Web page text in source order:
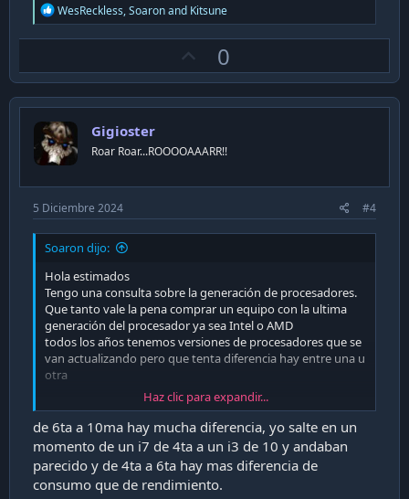
R
e
a
i
o
n
s
:
WesReckless,Soaronand Kitsune
p
v
t
e
0
Gigioster
Roar Roar...ROOOOAAARR!!
5 Diciembre 2024 #4
Soaron dijo:
Hola estimados
Tengo una consulta sobre la generación de procesadores.
Que tanto vale la pena comprar un equipo con la ultima
generación del procesador ya sea Intel o AMD
todos los años tenemos versiones de procesadores que se
van actualizando pero que tenta diferencia hay entre una u
otra
actualmente tengo un legión 5 de 11va gen Intel i7 y una
Surface de 8va. i5 pero para productividad y trabajos
ambos equipos funciona igual y me cumplen con los
trabajos realizados (Trabajos en cad 3d -visualización y
bases de datos ). es mas en el trabajo (constructora) la
mayoría de los equipos que se usan para producción son
Haz clic para expandir...
de 6ta a 10ma hay mucha diferencia, yo salte en un
momento de un i7 de 4ta a un i3 de 10 y andaban
parecido y de 4ta a 6ta hay mas diferencia de
consumo que de rendimiento.